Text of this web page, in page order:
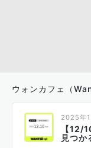
ウォンカフェ（
2025年
【12/
見つか